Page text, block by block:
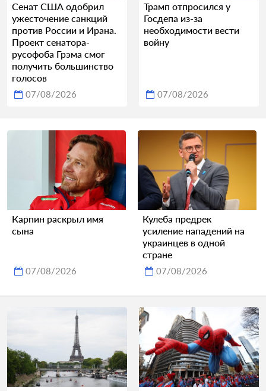
Сенат США одобрил
ужесточение санкций
против России и Ирана.
Проект сенатора-
русофоба Грэма смог
получить большинство
голосов
07/08/2026
Трамп отпросился у
Госдепа из-за
необходимости вести
войну
07/08/2026
Карпин раскрыл имя
сына
07/08/2026
Кулеба предрек
усиление нападений на
украинцев в одной
стране
07/08/2026